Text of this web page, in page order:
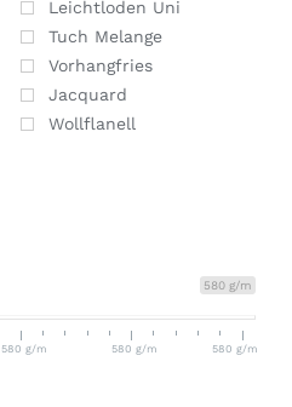
Leichtloden Uni
Tuch Melange
Vorhangfries
Jacquard
Wollflanell
580 g/m
580 g/m 580 g/m 580 g/m